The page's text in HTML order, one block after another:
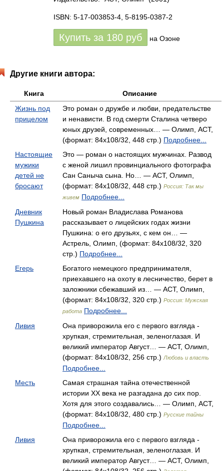
ISBN: 5-17-003853-4, 5-8195-0387-2
Купить за 180 руб на Озоне
Другие книги автора:
Книга
Описание
Жизнь под
прицелом
Это роман о дружбе и любви, предательстве
и ненависти. В год смерти Сталина четверо
юных друзей, современных… — Олимп, АСТ,
(формат: 84x108/32, 448 стр.) Подробнее...
Настоящие
мужики
детей не
бросают
Это — роман о настоящих мужчинах. Развод
с женой лишил провинциального фотографа
Сан Саныча сына. Но… — АСТ, Олимп,
(формат: 84x108/32, 448 стр.) Россия: Так мы
живем Подробнее...
Дневник
Пушкина
Новый роман Владислава Романова
рассказывает о лицейских годах жизни
Пушкина: о его друзьях, с кем он… —
Астрель, Олимп, (формат: 84x108/32, 320
стр.) Подробнее...
Егерь
Богатого немецкого предпринимателя,
приехавшего на охоту в лесничество, берет в
заложники сбежавший из… — АСТ, Олимп,
(формат: 84x108/32, 320 стр.) Россия: Мужская
работа Подробнее...
Ливия
Она приворожила его с первого взгляда -
хрупкая, стремительная, зеленоглазая. И
великий император Август… — АСТ, Олимп,
(формат: 84x108/32, 256 стр.) Любовь и власть
Подробнее...
Месть
Самая страшная тайна отечественной
истории XX века не разгадана до сих пор.
Хотя для этого создавались… — Олимп, АСТ,
(формат: 84x108/32, 480 стр.) Русские тайны
Подробнее...
Ливия
Она приворожила его с первого взгляда -
хрупкая, стремительная, зеленоглазая. И
великий император Август… — АСТ, Олимп,